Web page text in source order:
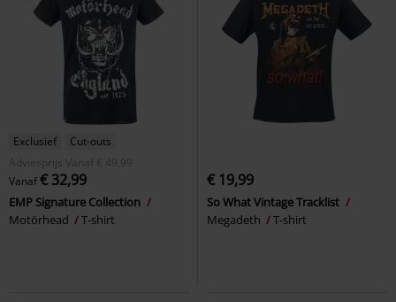
Exclusief
Cut-outs
Adviesprijs
Vanaf € 49,99
Vanaf€ 32,99
EMP Signature Collection
Motörhead
T-shirt
€ 19,99
So What Vintage Tracklist
Megadeth
T-shirt